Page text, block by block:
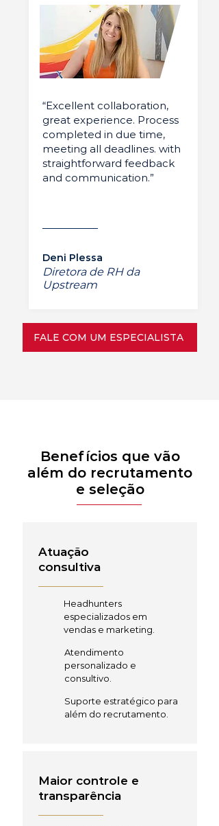
“Excellent collaboration,
great experience. Process
completed in due time,
meeting all deadlines. with
straightforward feedback
and communication.”
Deni Plessa
Diretora de RH da
Upstream
FALE COM UM ESPECIALISTA
Benefícios que vão
além do recrutamento
e seleção
Atuação
consultiva
Headhunters
especializados em
vendas e marketing.
Atendimento
personalizado e
consultivo.
Suporte estratégico para
além do recrutamento.
Maior controle e
transparência